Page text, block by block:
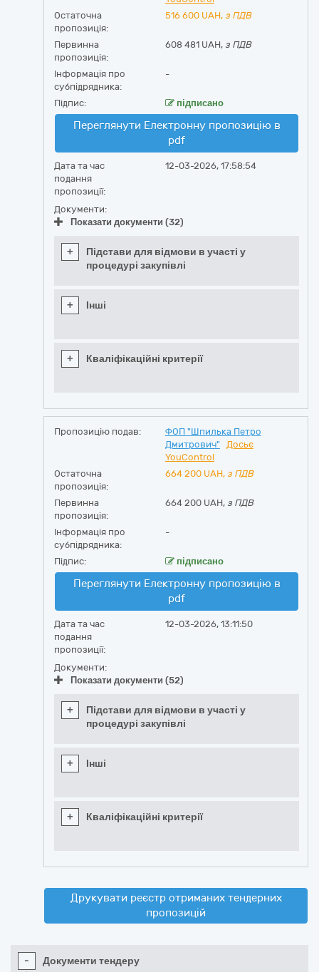
Остаточна
пропозиція:
516 600 UAH, з ПДВ
Первинна
пропозиція:
608 481 UAH, з ПДВ
Інформація про
субпідрядника:
-
Підпис: підписано
Переглянути Електронну пропозицію в
pdf
Дата та час
подання
пропозиції:
12-03-2026, 17:58:54
Документи:
Показати документи (32)
+
Підстави для відмови в участі у
процедурі закупівлі
+ Інші
+ Кваліфікаційні критерії
Пропозицію подав:
ФОП "Шпилька Петро
Дмитрович"
Досьє
YouControl
Остаточна
пропозиція:
664 200 UAH, з ПДВ
Первинна
пропозиція:
664 200 UAH, з ПДВ
Інформація про
субпідрядника:
-
Підпис: підписано
Переглянути Електронну пропозицію в
pdf
Дата та час
подання
пропозиції:
12-03-2026, 13:11:50
Документи:
Показати документи (52)
+
Підстави для відмови в участі у
процедурі закупівлі
+ Інші
+ Кваліфікаційні критерії
Друкувати реєстр отриманих тендерних
пропозицій
- Документи тендеру